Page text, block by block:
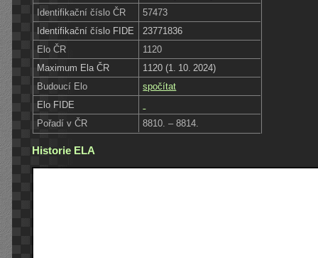
Identifikační číslo ČR
57473
Identifikační číslo FIDE
23771836
Elo ČR
1120
Maximum Ela ČR
1120 (1. 10. 2024)
Budoucí Elo
spočítat
Elo FIDE
Pořadí v ČR
8810. – 8814.
Historie ELA